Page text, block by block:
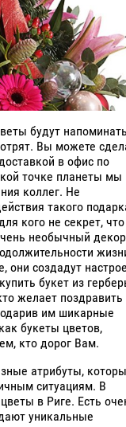
будут
Вы можете
в офис по
точке планеты мы
коллег. Не
такого
кого не секрет, что
необычный
они создадут
букет из
желает поздравить
им шикарные
букеты цветов,
кто дорог Вам.
атрибуты,
ситуациям. В
в Риге. Есть
уникальные